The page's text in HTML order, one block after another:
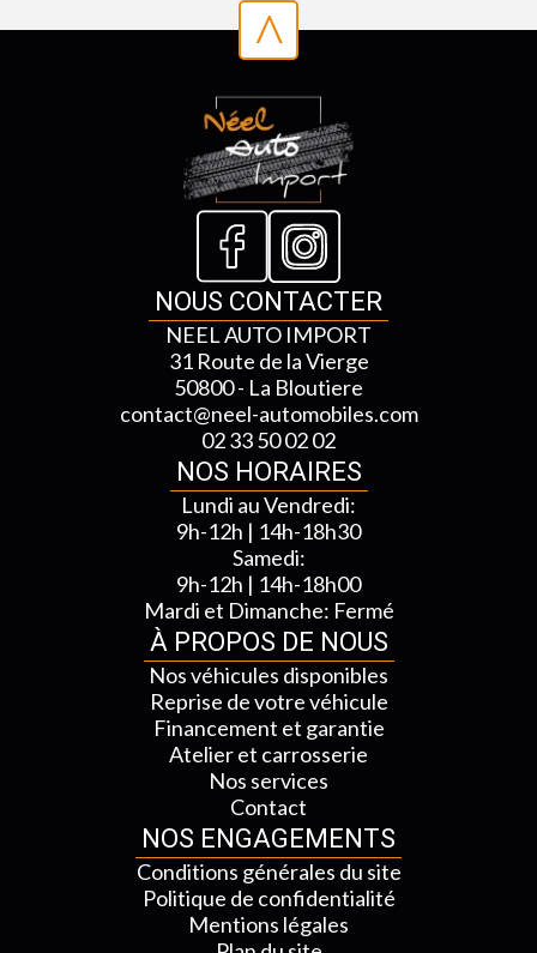
^
NOUS CONTACTER
NEEL AUTO IMPORT
31 Route de la Vierge
50800 - La Bloutiere
contact@neel-automobiles.com
02 33 50 02 02
NOS HORAIRES
Lundi au Vendredi:
9h-12h | 14h-18h30
Samedi:
9h-12h | 14h-18h00
Mardi et Dimanche: Fermé
À PROPOS DE NOUS
Nos véhicules disponibles
Reprise de votre véhicule
Financement et garantie
Atelier et carrosserie
Nos services
Contact
NOS ENGAGEMENTS
Conditions générales du site
Politique de confidentialité
Mentions légales